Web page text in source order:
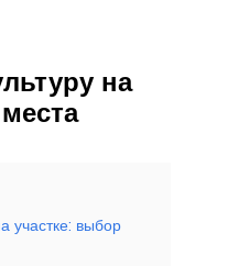
на
участке: выбор